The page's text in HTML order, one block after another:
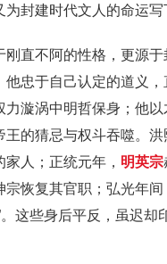
封建时代文人的命运写
刚直不阿的性格，更源
他忠于自己认定的道义，
力漩涡中明哲保身；他
的猜忌与权斗吞噬。洪
人；正统元年， 明英宗
宗恢复其官职；弘光年
。这些身后平反，虽迟却